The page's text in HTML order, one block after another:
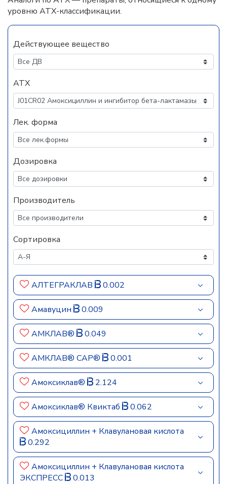
уровню АТХ-классификации.
Действующее вещество
АТХ
Лек. форма
Дозировка
Производитель
Сортировка
АЛТЕГРАКЛАВ 0.002
Амавуцин 0.009
АМКЛАВ® 0.049
АМКЛАВ® САР® 0.001
Амоксиклав® 2.124
Амоксиклав® Квиктаб 0.062
Амоксициллин + Клавулановая кислота
0.292
Амоксициллин + Клавулановая кислота
ЭКСПРЕСС
0.013